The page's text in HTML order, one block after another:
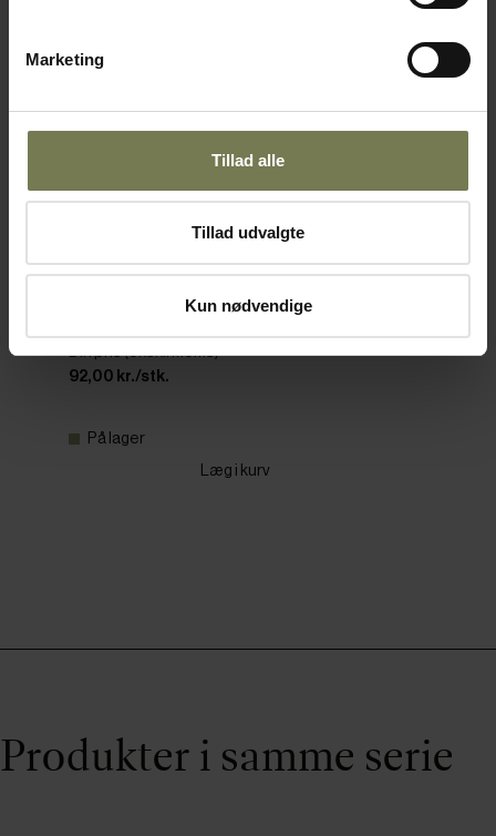
Marketing
Tillad alle
Tillad udvalgte
Kun nødvendige
Varenr: 35632120
Din pris (ekskl. moms)
92,00 kr./stk.
På lager
Læg i kurv
Produkter i samme serie